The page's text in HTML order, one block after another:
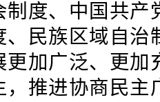
制度、中国共产
、民族区域自治
更加广泛、更加
，推进协商民主